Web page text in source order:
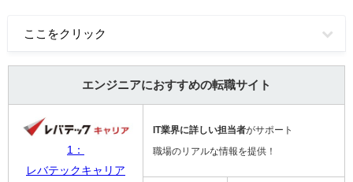
ここをクリック
エンジニアにおすすめの転職サイト
1：
レバテックキャリア
IT業界に詳しい担当者がサポート
職場のリアルな情報を提供！